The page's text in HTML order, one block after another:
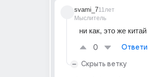
svami_7
Мыслитель
11лет
ни как, это же китай
0
Скрыть ветку